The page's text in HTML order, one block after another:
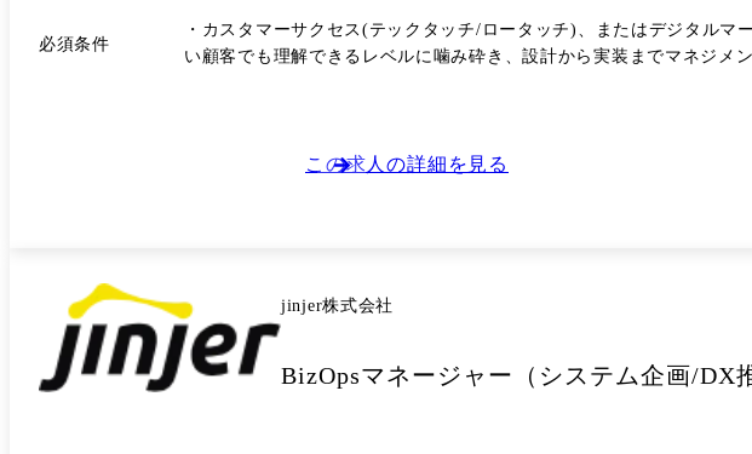
必須条件
・カスタマーサクセス(テックタッチ/ロータッチ)、またはデジタル
い顧客でも理解できるレベルに噛み砕き、設計から実装までマネジ
この求人の詳細を見る
jinjer株式会社
BizOpsマネージャー（システム企画/DX